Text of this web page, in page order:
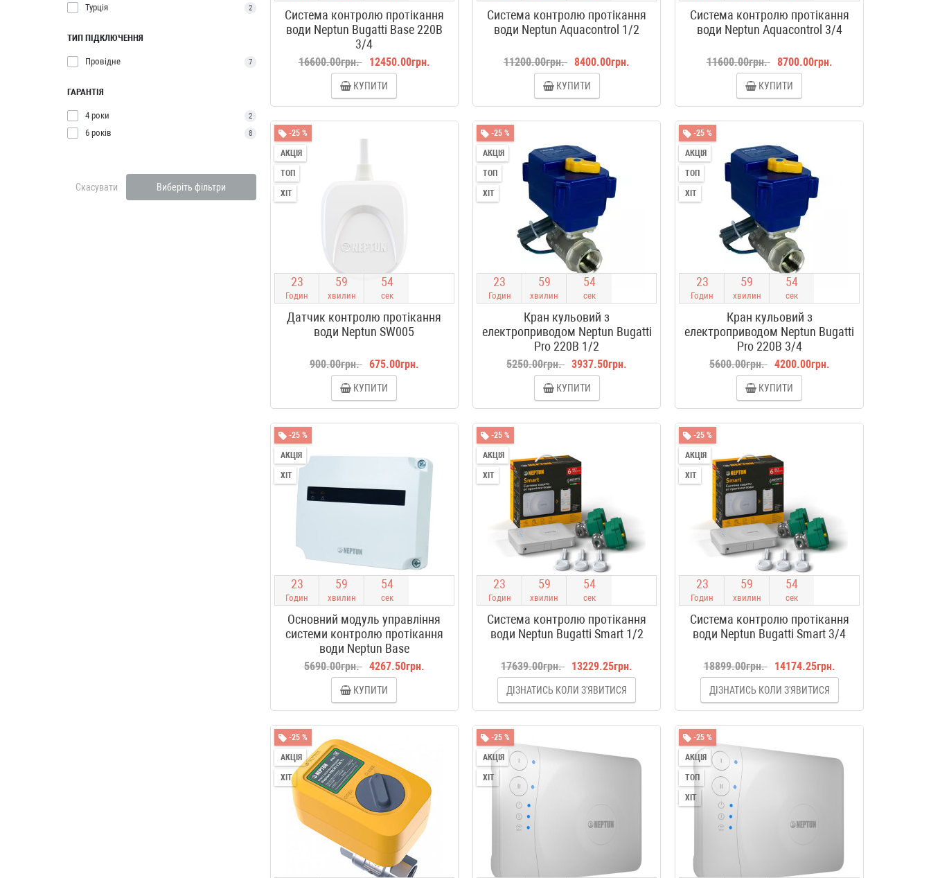
Турція 2
ТИП ПІДКЛЮЧЕННЯ
Провідне 7
ГАРАНТІЯ
4 роки 2
6 років 8
Скасувати Виберіть фільтри
Система контролю протікання
води Neptun Bugatti Base 220B
3/4
16600.00грн. 12450.00грн.
КУПИТИ
Система контролю протікання
води Neptun Aquacontrol 1/2
11200.00грн. 8400.00грн.
КУПИТИ
Система контролю протікання
води Neptun Aquacontrol 3/4
11600.00грн. 8700.00грн.
КУПИТИ
-25 %
АКЦІЯ
ТОП
ХІТ
23
Годин
59
хвилин
54
сек
Датчик контролю протікання
води Neptun SW005
900.00грн. 675.00грн.
КУПИТИ
-25 %
АКЦІЯ
ТОП
ХІТ
23
Годин
59
хвилин
54
сек
Кран кульовий з
електроприводом Neptun Bugatti
Pro 220В 1/2
5250.00грн. 3937.50грн.
КУПИТИ
-25 %
АКЦІЯ
ТОП
ХІТ
23
Годин
59
хвилин
54
сек
Кран кульовий з
електроприводом Neptun Bugatti
Pro 220В 3/4
5600.00грн. 4200.00грн.
КУПИТИ
-25 %
АКЦІЯ
ХІТ
23
Годин
59
хвилин
54
сек
Основний модуль управління
системи контролю протікання
води Neptun Base
5690.00грн. 4267.50грн.
КУПИТИ
-25 %
АКЦІЯ
ХІТ
23
Годин
59
хвилин
54
сек
Система контролю протікання
води Neptun Bugatti Smart 1/2
17639.00грн. 13229.25грн.
ДІЗНАТИСЬ КОЛИ З'ЯВИТИСЯ
-25 %
АКЦІЯ
ХІТ
23
Годин
59
хвилин
54
сек
Система контролю протікання
води Neptun Bugatti Smart 3/4
18899.00грн. 14174.25грн.
ДІЗНАТИСЬ КОЛИ З'ЯВИТИСЯ
-25 %
АКЦІЯ
ХІТ
-25 %
АКЦІЯ
ХІТ
-25 %
АКЦІЯ
ТОП
ХІТ